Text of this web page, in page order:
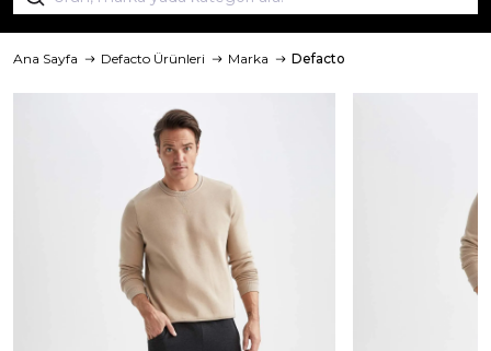
Ana Sayfa Defacto Ürünleri Marka Defacto